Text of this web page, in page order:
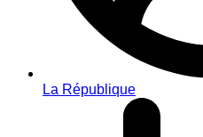
La République